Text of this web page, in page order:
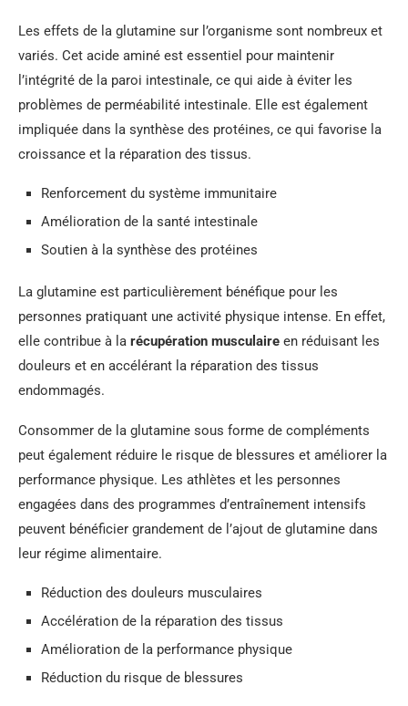
Les effets de la glutamine sur l’organisme sont nombreux et
variés. Cet acide aminé est essentiel pour maintenir
l’intégrité de la paroi intestinale, ce qui aide à éviter les
problèmes de perméabilité intestinale. Elle est également
impliquée dans la synthèse des protéines, ce qui favorise la
croissance et la réparation des tissus.
Renforcement du système immunitaire
Amélioration de la santé intestinale
Soutien à la synthèse des protéines
La glutamine est particulièrement bénéfique pour les
personnes pratiquant une activité physique intense. En effet,
elle contribue à la récupération musculaire en réduisant les
douleurs et en accélérant la réparation des tissus
endommagés.
Consommer de la glutamine sous forme de compléments
peut également réduire le risque de blessures et améliorer la
performance physique. Les athlètes et les personnes
engagées dans des programmes d’entraînement intensifs
peuvent bénéficier grandement de l’ajout de glutamine dans
leur régime alimentaire.
Réduction des douleurs musculaires
Accélération de la réparation des tissus
Amélioration de la performance physique
Réduction du risque de blessures